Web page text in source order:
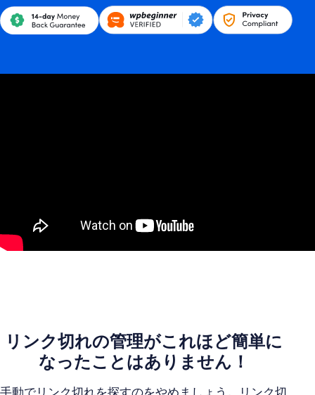
リンク切れの管理がこれほど簡単に
なったことはありません！